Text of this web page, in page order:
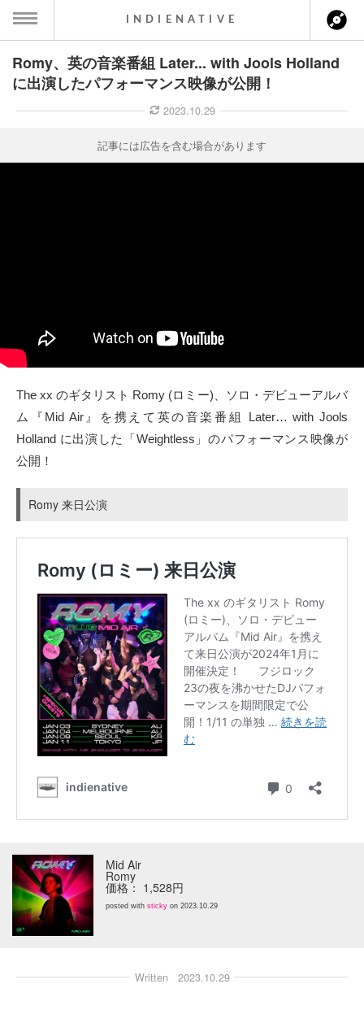
MENU
ト
クト
Twitter
Facebook
Tumblr
Soundcloud
to indienative
INDIENATIVE
Romy、英の音楽番組 Later... with Jools Holland
に出演したパフォーマンス映像が公開！
2023.10.29
記事には広告を含む場合があります
The xx のギタリスト Romy (ロミー)、ソロ・デビューアルバ
ム『Mid Air』を携えて英の音楽番組 Later… with Jools
Holland に出演した「Weightless」のパフォーマンス映像が
公開！
Romy 来日公演
Mid Air
Romy
価格： 1,528円
posted with sticky on 2023.10.29
Written 2023.10.29